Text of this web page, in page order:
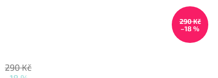
290 Kč
–18 %
290 Kč